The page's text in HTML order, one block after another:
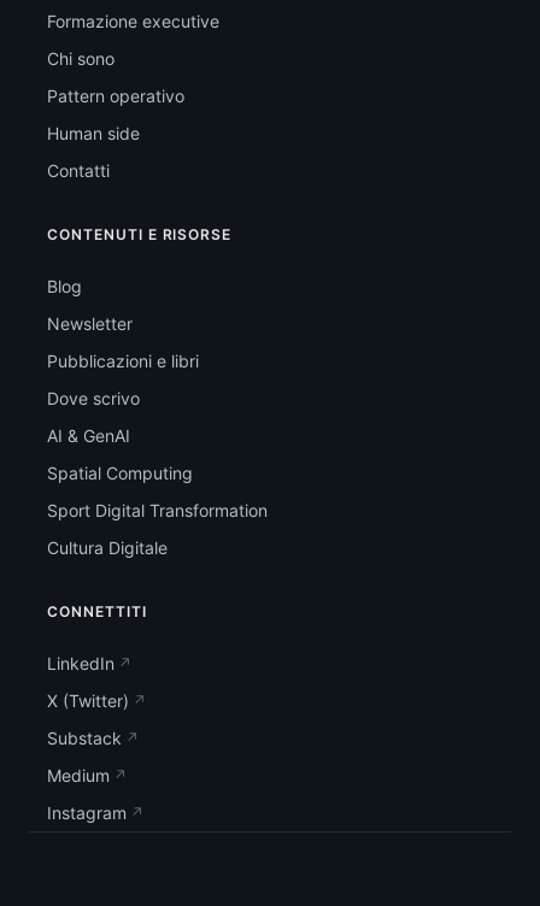
Formazione executive
Chi sono
Pattern operativo
Human side
Contatti
CONTENUTI E RISORSE
Blog
Newsletter
Pubblicazioni e libri
Dove scrivo
AI & GenAI
Spatial Computing
Sport Digital Transformation
Cultura Digitale
CONNETTITI
LinkedIn
X (Twitter)
Substack
Medium
Instagram